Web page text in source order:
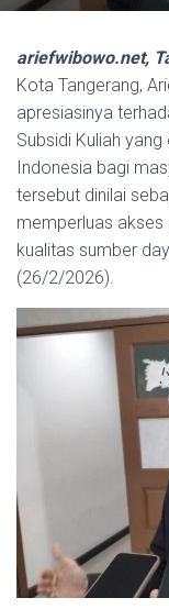
ariefwibowo.net,
Kota Tangerang,
apresiasinya
Subsidi Kuliah
Indonesia bagi
tersebut dinilai
memperluas
kualitas sumber
(26/2/2026).